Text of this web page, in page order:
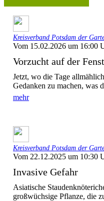
Kreisverband Potsdam der
Vom 15.02.2026 um 16:00
Vorzucht auf der
Jetzt, wo die Tage
Gedanken zu machen, was
mehr
Kreisverband Potsdam der
Vom 22.12.2025 um 10:30
Invasive Gefahr
Asiatische
großwüchsige Pflanze, die